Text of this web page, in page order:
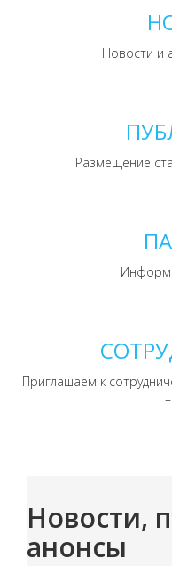
Новости и
Размещение
Приглашаем к
Новости,
анонсы